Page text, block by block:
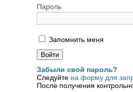
Пароль
Запомнить меня
Забыли свой пароль?
Следуйте на форму для
После получения